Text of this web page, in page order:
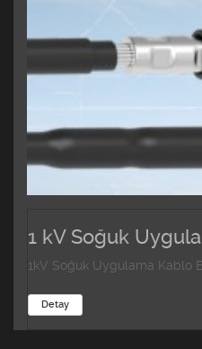
1 kV Soğuk
1kV Soğuk Uygulama Kablo
Detay